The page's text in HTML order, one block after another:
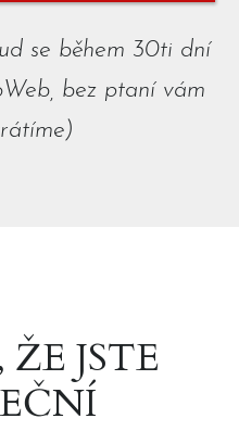
se během 30ti dní
bez ptaní vám
JSTE